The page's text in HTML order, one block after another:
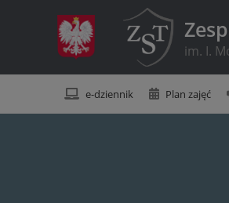
im. I.
e-dziennik Plan zajęć